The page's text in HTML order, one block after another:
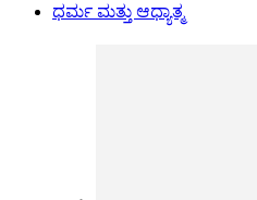
ಧರ್ಮ ಮತ್ತು ಆಧ್ಯಾತ್ಮ